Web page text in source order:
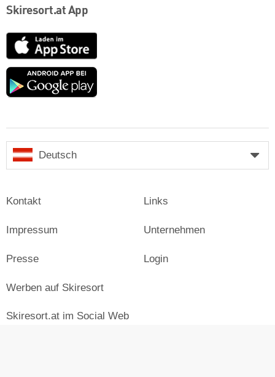
Skiresort.at App
App
Store
Google
Deutsch
Kontakt
Impressum
Presse
Links
Unternehmen
Login
Werben auf Skiresort
Skiresort.at im Social Web